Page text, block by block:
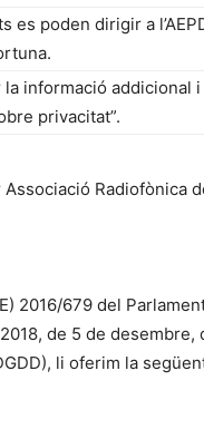
es poden dirigir a
informació addicional
privacitat”.
Radiofònica
2016/679 del
de 5 de
li oferim la